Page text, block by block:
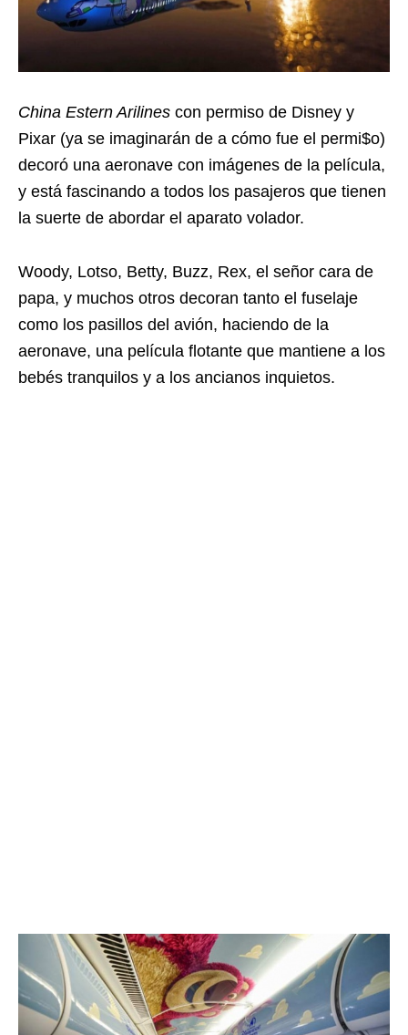
China Estern Arilines con permiso de Disney y
Pixar (ya se imaginarán de a cómo fue el permi$o)
decoró una aeronave con imágenes de la película,
y está fascinando a todos los pasajeros que tienen
la suerte de abordar el aparato volador.
Woody, Lotso, Betty, Buzz, Rex, el señor cara de
papa, y muchos otros decoran tanto el fuselaje
como los pasillos del avión, haciendo de la
aeronave, una película flotante que mantiene a los
bebés tranquilos y a los ancianos inquietos.